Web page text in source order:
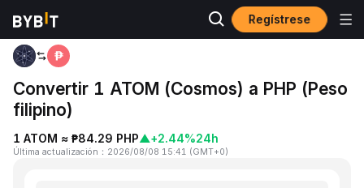
Regístrese
Inicio ATOM to PHP
Convertir 1 ATOM (Cosmos) a PHP (Peso
filipino)
1 ATOM ≈ ₱84.29 PHP▲+2.44%24h
Última actualización ： 2026/08/08 15:41 (GMT+0)